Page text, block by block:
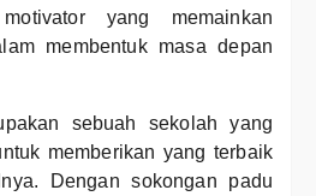
yang memainkan
membentuk masa depan
sebuah sekolah yang
memberikan yang terbaik
Dengan sokongan padu